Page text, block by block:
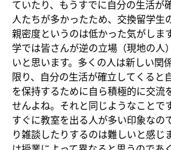
ていたり、もうすでに自分の生活が
人たちが多かったため、交換留学生
親密度というのは低かった気がしま
学では皆さんが逆の立場（現地の人
いと思います。多くの人は新しい関
限り、自分の生活が確立してくると
を保持するために自ら積極的に交流
せんよね。それと同じようなことで
すぐに教室を出る人が多い印象なの
り雑談したりするのは難しいと感じ